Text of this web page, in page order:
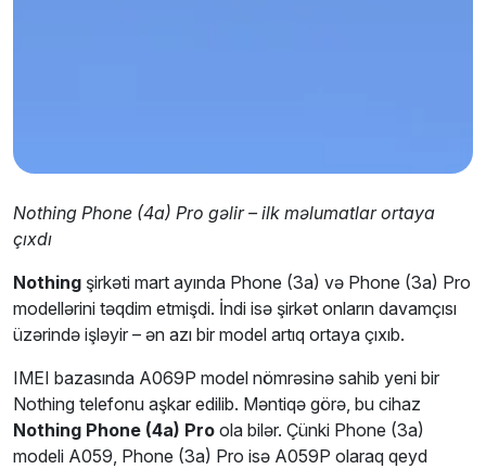
Nothing Phone (4a) Pro gəlir – ilk məlumatlar ortaya
çıxdı
Nothing şirkəti mart ayında Phone (3a) və Phone (3a) Pro
modellərini təqdim etmişdi. İndi isə şirkət onların davamçısı
üzərində işləyir – ən azı bir model artıq ortaya çıxıb.
IMEI bazasında A069P model nömrəsinə sahib yeni bir
Nothing telefonu aşkar edilib. Məntiqə görə, bu cihaz
Nothing Phone (4a) Pro ola bilər. Çünki Phone (3a)
modeli A059, Phone (3a) Pro isə A059P olaraq qeyd